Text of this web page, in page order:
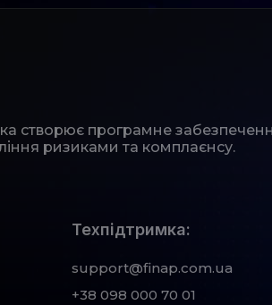
створює програмне
ризиками та комплаєнсу.
Техпідтримка:
support@finap.com.ua
+38 098 000 70 01